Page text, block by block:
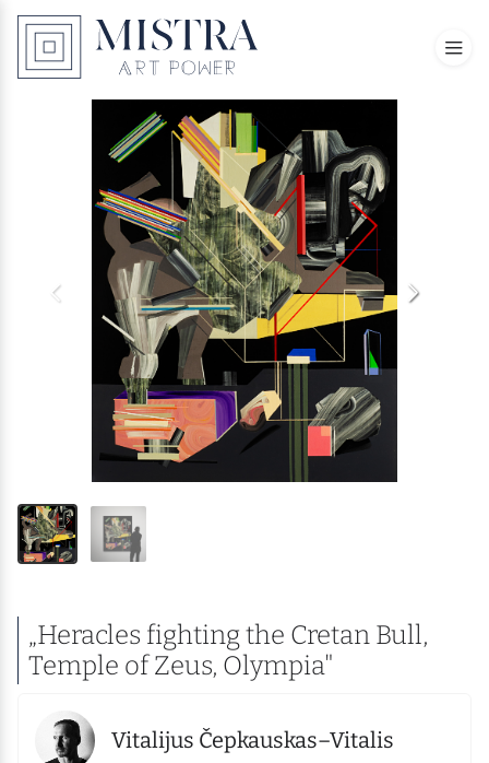
„Heracles fighting the Cretan Bull,
Temple of Zeus, Olympia"
Vitalijus Čepkauskas–Vitalis